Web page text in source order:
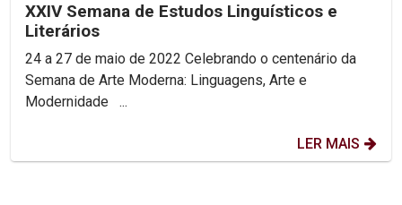
XXIV Semana de Estudos Linguísticos e
Literários
24 a 27 de maio de 2022 Celebrando o centenário da
Semana de Arte Moderna: Linguagens, Arte e
Modernidade ...
LER MAIS